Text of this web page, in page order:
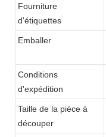
Fourniture
d'étiquettes
Emballer
Conditions
d'expédition
Taille de la pièce à
découper